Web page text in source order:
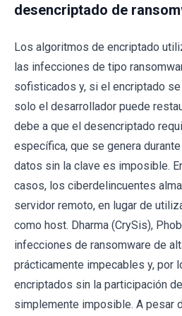
desencriptado de
Los algoritmos de encriptado
las infecciones de tipo
sofisticados y, si el encriptado
solo el desarrollador puede
debe a que el desencriptado
específica, que se genera
datos sin la clave es imposible.
casos, los ciberdelincuentes
servidor remoto, en lugar de
como host. Dharma (CrySis),
infecciones de ransomware de
prácticamente impecables y, por
encriptados sin la participación
simplemente imposible. A pesar